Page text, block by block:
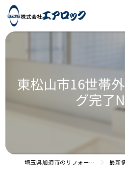
東松山市16世帯
グ完了
埼玉県加須市のリフォームなら株式会社エアロック 最新情報・施工